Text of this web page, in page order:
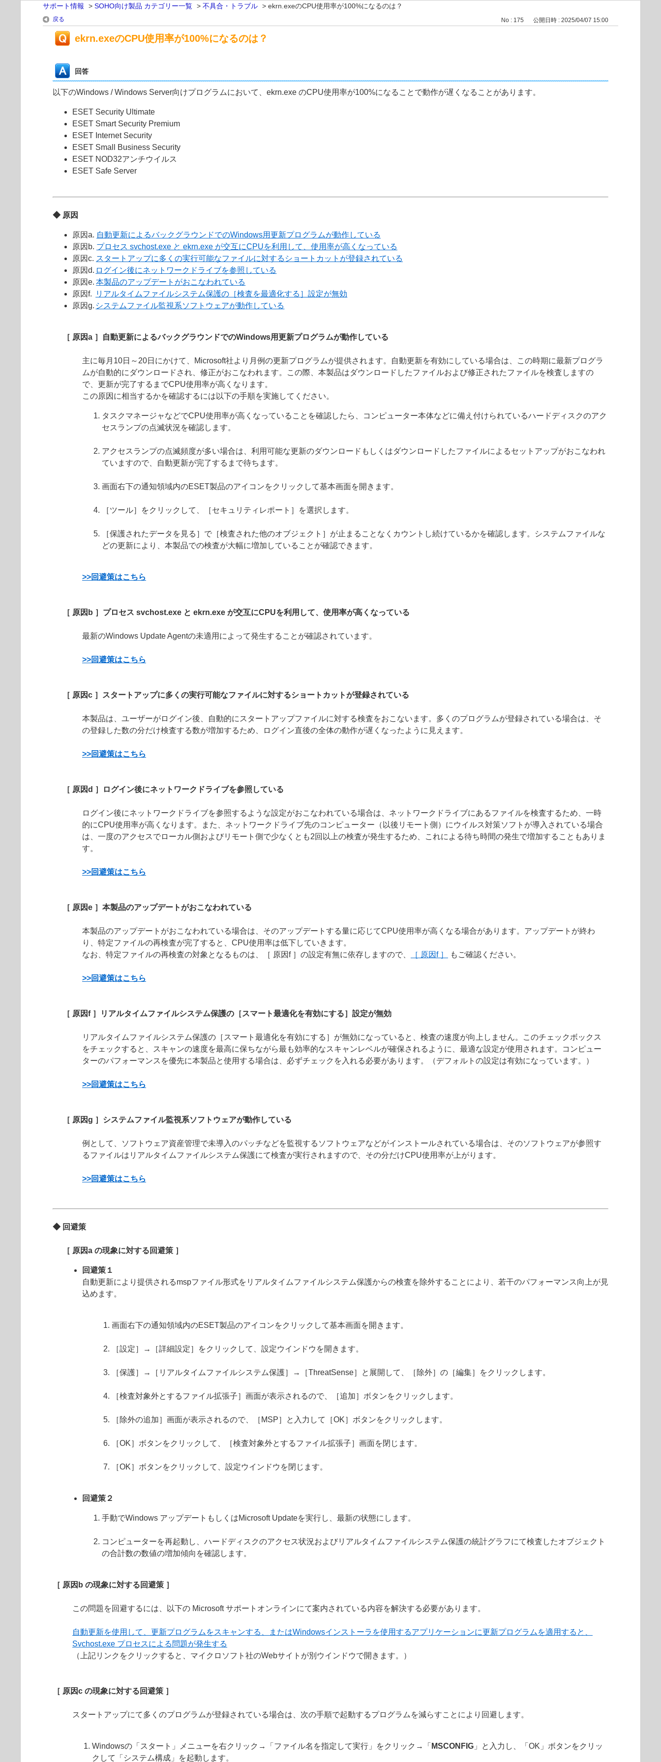
サポート情報 > SOHO向け製品 カテゴリー一覧 > 不具合・トラブル > ekrn.exeのCPU使用率が100%になるのは？
戻る No : 175 公開日時 : 2025/04/07 15:00
ekrn.exeのCPU使用率が100%になるのは？
回答
以下のWindows / Windows Server向けプログラムにおいて、ekrn.exe のCPU使用率が100%になることで動作が遅くなることがあります。
ESET Security Ultimate
ESET Smart Security Premium
ESET Internet Security
ESET Small Business Security
ESET NOD32アンチウイルス
ESET Safe Server
◆ 原因
原因a. 自動更新によるバックグラウンドでのWindows用更新プログラムが動作している
原因b. プロセス svchost.exe と ekrn.exe が交互にCPUを利用して、使用率が高くなっている
原因c. スタートアップに多くの実行可能なファイルに対するショートカットが登録されている
原因d. ログイン後にネットワークドライブを参照している
原因e.本製品のアップデートがおこなわれている
原因f.
リアルタイムファイルシステム保護の［検査を最適化する］設定が無効
原因g. システムファイル監視系ソフトウェアが動作している
［ 原因a ］自動更新によるバックグラウンドでのWindows用更新プログラムが動作している
主に毎月10日～20日にかけて、Microsoft社より月例の更新プログラムが提供されます。自動更新を有効にしている場合は、この時期に最新プログラ
ムが自動的にダウンロードされ、修正がおこなわれます。この際、本製品はダウンロードしたファイルおよび修正されたファイルを検査しますの
で、更新が完了するまでCPU使用率が高くなります。
この原因に相当するかを確認するには以下の手順を実施してください。
タスクマネージャなどでCPU使用率が高くなっていることを確認したら、コンピューター本体などに備え付けられているハードディスクのアク
セスランプの点滅状況を確認します。
アクセスランプの点滅頻度が多い場合は、利用可能な更新のダウンロードもしくはダウンロードしたファイルによるセットアップがおこなわれ
ていますので、自動更新が完了するまで待ちます。
画面右下の通知領域内のESET製品のアイコンをクリックして基本画面を開きます。
［ツール］をクリックして、［セキュリティレポート］を選択します。
［保護されたデータを見る］で［検査された他のオブジェクト］が止まることなくカウントし続けているかを確認します。システムファイルな
どの更新により、本製品での検査が大幅に増加していることが確認できます。
>>回避策はこちら
［ 原因b ］プロセス svchost.exe と ekrn.exe が交互にCPUを利用して、使用率が高くなっている
最新のWindows Update Agentの未適用によって発生することが確認されています。
>>回避策はこちら
［ 原因c ］スタートアップに多くの実行可能なファイルに対するショートカットが登録されている
本製品は、ユーザーがログイン後、自動的にスタートアップファイルに対する検査をおこないます。多くのプログラムが登録されている場合は、そ
の登録した数の分だけ検査する数が増加するため、ログイン直後の全体の動作が遅くなったように見えます。
>>回避策はこちら
［ 原因d ］ログイン後にネットワークドライブを参照している
ログイン後にネットワークドライブを参照するような設定がおこなわれている場合は、ネットワークドライブにあるファイルを検査するため、一時
的にCPU使用率が高くなります。また、ネットワークドライブ先のコンピューター（以後リモート側）にウイルス対策ソフトが導入されている場合
は、一度のアクセスでローカル側およびリモート側で少なくとも2回以上の検査が発生するため、これによる待ち時間の発生で増加することもありま
す。
>>回避策はこちら
［ 原因e ］本製品のアップデートがおこなわれている
本製品のアップデートがおこなわれている場合は、そのアップデートする量に応じてCPU使用率が高くなる場合があります。アップデートが終わ
り、特定ファイルの再検査が完了すると、CPU使用率は低下していきます。
なお、特定ファイルの再検査の対象となるものは、［ 原因f ］の設定有無に依存しますので、
［ 原因f ］ もご確認ください。
>>回避策はこちら
［ 原因f ］リアルタイムファイルシステム保護の［スマート最適化を有効にする］設定が無効
リアルタイムファイルシステム保護の［スマート最適化を有効にする］が無効になっていると、検査の速度が向上しません。このチェックボックス
をチェックすると、スキャンの速度を最高に保ちながら最も効率的なスキャンレベルが確保されるように、最適な設定が使用されます。コンピュー
ターのパフォーマンスを優先に本製品と使用する場合は、必ずチェックを入れる必要があります。（デフォルトの設定は有効になっています。）
>>回避策はこちら
［ 原因g ］システムファイル監視系ソフトウェアが動作している
例として、ソフトウェア資産管理で未導入のパッチなどを監視するソフトウェアなどがインストールされている場合は、そのソフトウェアが参照す
るファイルはリアルタイムファイルシステム保護にて検査が実行されますので、その分だけCPU使用率が上がります。
>>回避策はこちら
◆ 回避策
［ 原因a の現象に対する回避策 ］
回避策１
自動更新により提供されるmspファイル形式をリアルタイムファイルシステム保護からの検査を除外することにより、若干のパフォーマンス向上が見
込めます。
画面右下の通知領域内のESET製品のアイコンをクリックして基本画面を開きます。
［設定］→［詳細設定］をクリックして、設定ウインドウを開きます。
［保護］→［リアルタイムファイルシステム保護］→［ThreatSense］と展開して、［除外］の［編集］をクリックします。
［検査対象外とするファイル拡張子］画面が表示されるので、［追加］ボタンをクリックします。
［除外の追加］画面が表示されるので、［MSP］と入力して［OK］ボタンをクリックします。
［OK］ボタンをクリックして、［検査対象外とするファイル拡張子］画面を閉じます。
［OK］ボタンをクリックして、設定ウインドウを閉じます。
回避策２
手動でWindows アップデートもしくはMicrosoft Updateを実行し、最新の状態にします。
コンピューターを再起動し、ハードディスクのアクセス状況およびリアルタイムファイルシステム保護の統計グラフにて検査したオブジェクト
の合計数の数値の増加傾向を確認します。
［ 原因b の現象に対する回避策 ］
この問題を回避するには、以下の Microsoft サポートオンラインにて案内されている内容を解決する必要があります。
自動更新を使用して、更新プログラムをスキャンする、またはWindowsインストーラを使用するアプリケーションに更新プログラムを適用すると、
Svchost.exe プロセスによる問題が発生する
（上記リンクをクリックすると、マイクロソフト社のWebサイトが別ウインドウで開きます。）
［ 原因c の現象に対する回避策 ］
スタートアップにて多くのプログラムが登録されている場合は、次の手順で起動するプログラムを減らすことにより回避します。
Windowsの「スタート」メニューを右クリック→「ファイル名を指定して実行」をクリック→「 MSCONFIG 」と入力し、「OK」ボタンをクリッ
クして「システム構成」を起動します。